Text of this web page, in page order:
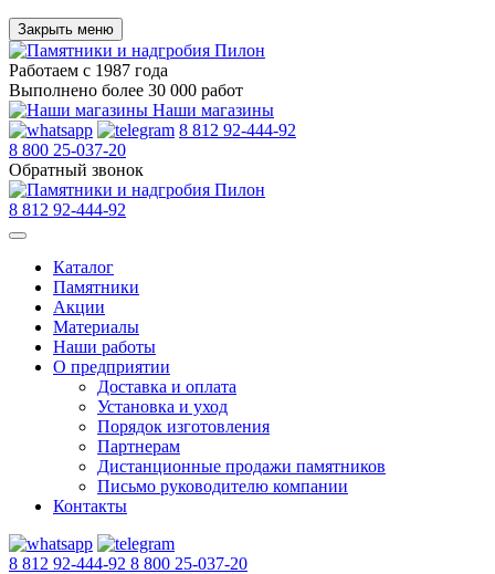
Закрыть меню
Работаем с 1987 года
Выполнено более 30 000 работ
Наши магазины
8 812 92-444-92
8 800 25-037-20
Обратный звонок
8 812 92-444-92
Каталог
Памятники
Акции
Материалы
Наши работы
О предприятии
Доставка и оплата
Установка и уход
Порядок изготовления
Партнерам
Дистанционные продажи памятников
Письмо руководителю компании
Контакты
8 812 92-444-92 8 800 25-037-20